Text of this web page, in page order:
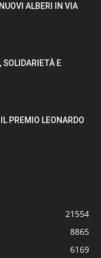
ALBERI IN VIA
SOLIDARIETÀ E
PREMIO LEONARDO
21554
8865
6169